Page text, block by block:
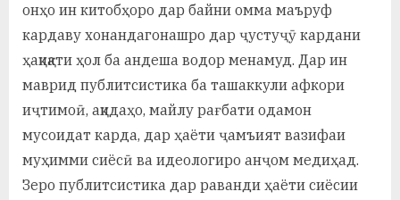
онҳо ин китобҳоро дар байни омма маъруф
кардаву хонандагонашро дар ҷустуҷӯ кардани
ҳақиқати ҳол ба андеша водор менамуд. Дар ин
маврид публитсистика ба ташаккули афкори
иҷтимоӣ, ақидаҳо, майлу рағбати одамон
мусоидат карда, дар ҳаёти ҷамъият вазифаи
муҳимми сиёсӣ ва идеологиро анҷом медиҳад.
Зеро публитсистика дар раванди ҳаёти сиёсии